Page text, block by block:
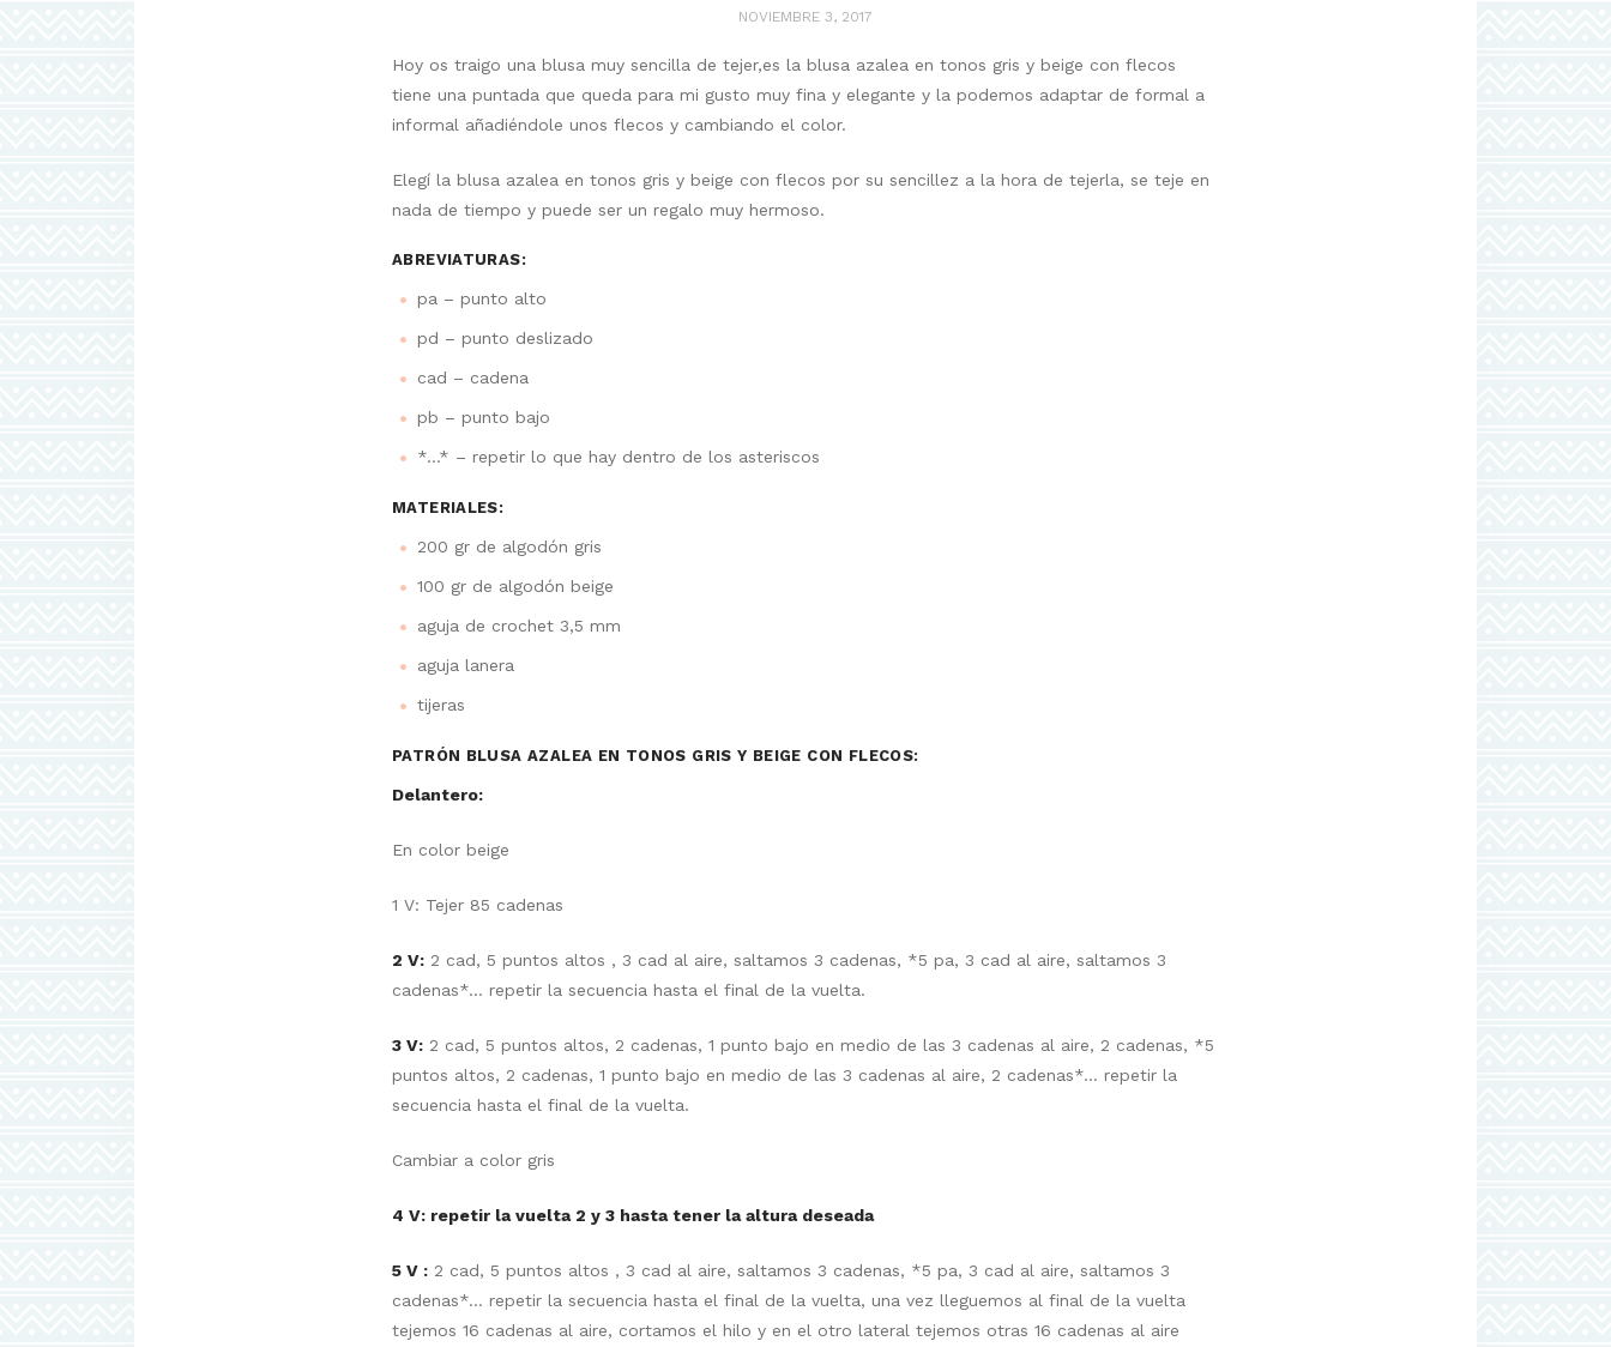
NOVIEMBRE 3, 2017
Hoy os traigo una blusa muy sencilla de tejer,es la blusa azalea en tonos gris y beige con flecos
tiene una puntada que queda para mi gusto muy fina y elegante y la podemos adaptar de formal a
informal añadiéndole unos flecos y cambiando el color.
Elegí la blusa azalea en tonos gris y beige con flecos por su sencillez a la hora de tejerla, se teje en
nada de tiempo y puede ser un regalo muy hermoso.
ABREVIATURAS:
pa – punto alto
pd – punto deslizado
cad – cadena
pb – punto bajo
*…* – repetir lo que hay dentro de los asteriscos
MATERIALES:
200 gr de algodón gris
100 gr de algodón beige
aguja de crochet 3,5 mm
aguja lanera
tijeras
PATRÓN BLUSA AZALEA EN TONOS GRIS Y BEIGE CON FLECOS:
Delantero:
En color beige
1 V: Tejer 85 cadenas
2 V: 2 cad, 5 puntos altos , 3 cad al aire, saltamos 3 cadenas, *5 pa, 3 cad al aire, saltamos 3
cadenas*… repetir la secuencia hasta el final de la vuelta.
3 V: 2 cad, 5 puntos altos, 2 cadenas, 1 punto bajo en medio de las 3 cadenas al aire, 2 cadenas, *5
puntos altos, 2 cadenas, 1 punto bajo en medio de las 3 cadenas al aire, 2 cadenas*… repetir la
secuencia hasta el final de la vuelta.
Cambiar a color gris
4 V: repetir la vuelta 2 y 3 hasta tener la altura deseada
5 V : 2 cad, 5 puntos altos , 3 cad al aire, saltamos 3 cadenas, *5 pa, 3 cad al aire, saltamos 3
cadenas*… repetir la secuencia hasta el final de la vuelta, una vez lleguemos al final de la vuelta
tejemos 16 cadenas al aire, cortamos el hilo y en el otro lateral tejemos otras 16 cadenas al aire